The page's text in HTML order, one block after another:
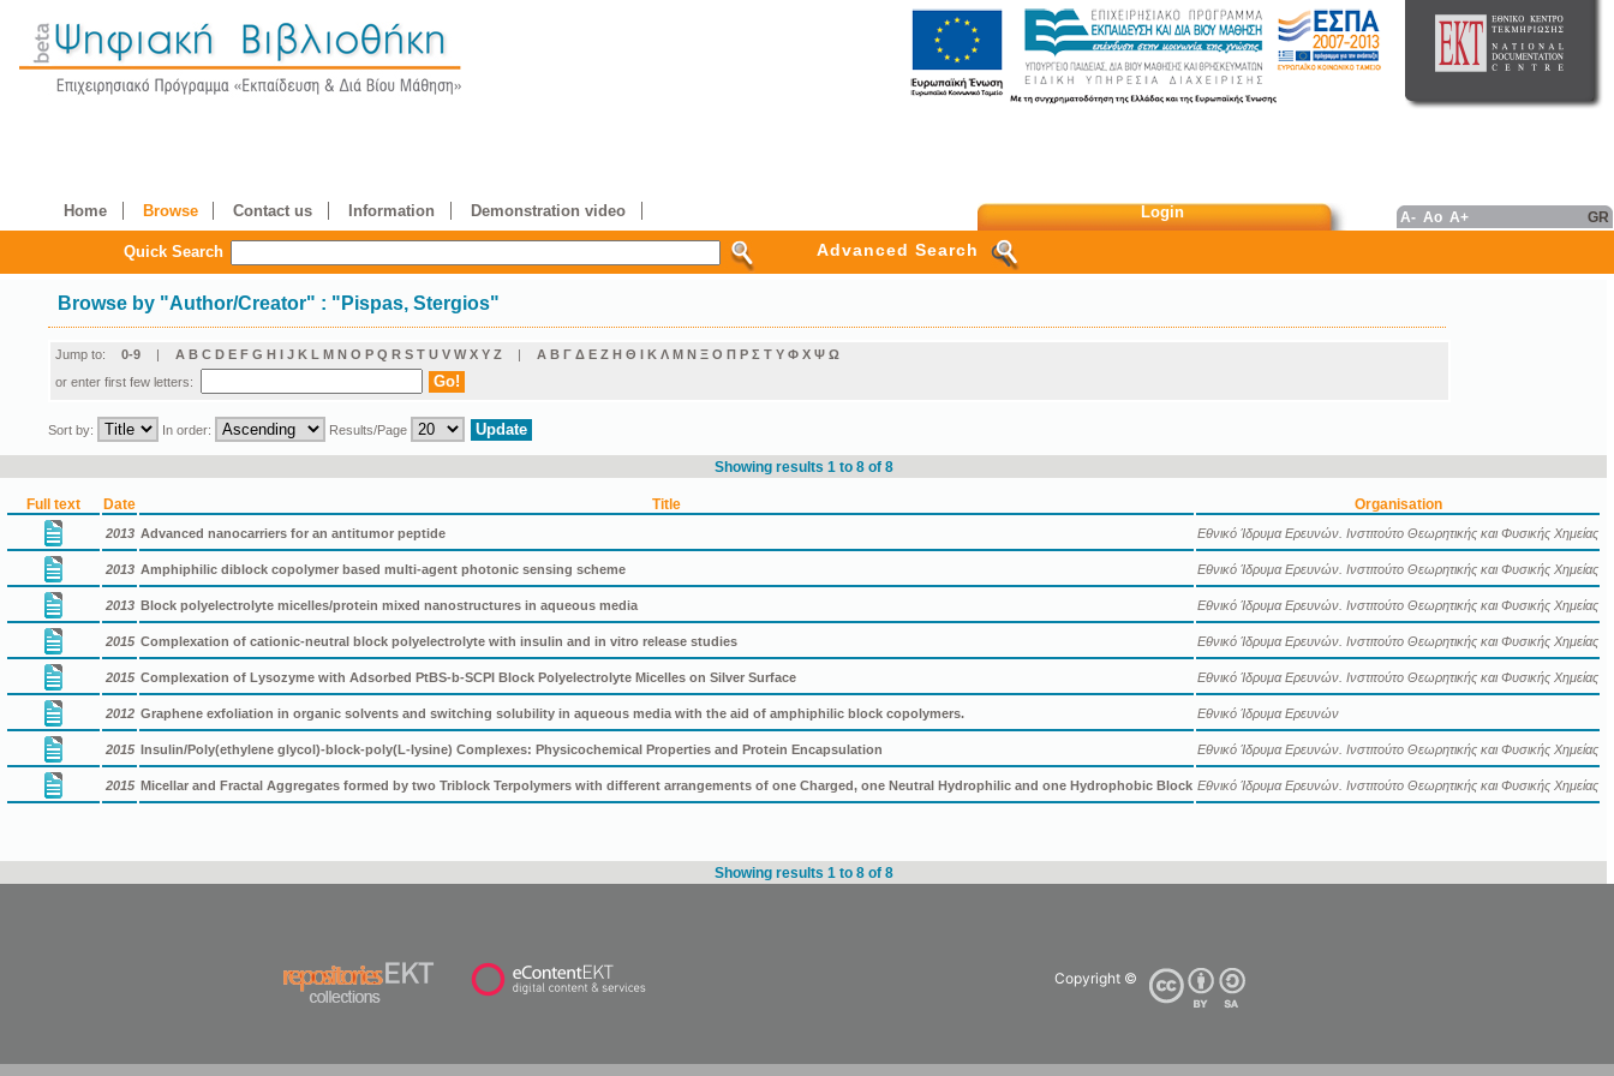
Home Browse Contact us Information Demonstration video Login A- Ao A+ GR
Quick Search Advanced Search
Browse by "Author/Creator" : "Pispas, Stergios"
Jump to: 0-9 | A B C D E F G H I J K L M N O P Q R S T U V W X Y Z | Α Β Γ Δ Ε Ζ Η Θ Ι Κ Λ Μ Ν Ξ Ο Π Ρ Σ Τ Υ Φ Χ Ψ Ω
or enter first few letters:
Sort by: In order: Results/Page
Showing results 1 to 8 of 8
Full text Date Title Organisation
2013 Advanced nanocarriers for an antitumor peptide Εθνικό Ίδρυμα Ερευνών. Ινστιτούτο Θεωρητικής και Φυσικής Χημείας
2013 Amphiphilic diblock copolymer based multi-agent photonic sensing scheme Εθνικό Ίδρυμα Ερευνών. Ινστιτούτο Θεωρητικής και Φυσικής Χημείας
2013 Block polyelectrolyte micelles/protein mixed nanostructures in aqueous media Εθνικό Ίδρυμα Ερευνών. Ινστιτούτο Θεωρητικής και Φυσικής Χημείας
2015 Complexation of cationic-neutral block polyelectrolyte with insulin and in vitro release studies Εθνικό Ίδρυμα Ερευνών. Ινστιτούτο Θεωρητικής και Φυσικής Χημείας
2015 Complexation of Lysozyme with Adsorbed PtBS-b-SCPI Block Polyelectrolyte Micelles on Silver Surface Εθνικό Ίδρυμα Ερευνών. Ινστιτούτο Θεωρητικής και Φυσικής Χημείας
2012 Graphene exfoliation in organic solvents and switching solubility in aqueous media with the aid of amphiphilic block copolymers. Εθνικό Ίδρυμα Ερευνών
2015 Insulin/Poly(ethylene glycol)-block-poly(L-lysine) Complexes: Physicochemical Properties and Protein Encapsulation Εθνικό Ίδρυμα Ερευνών. Ινστιτούτο Θεωρητικής και Φυσικής Χημείας
2015 Micellar and Fractal Aggregates formed by two Triblock Terpolymers with different arrangements of one Charged, one Neutral Hydrophilic and one Hydrophobic Block Εθνικό Ίδρυμα Ερευνών. Ινστιτούτο Θεωρητικής και Φυσικής Χημείας
Showing results 1 to 8 of 8